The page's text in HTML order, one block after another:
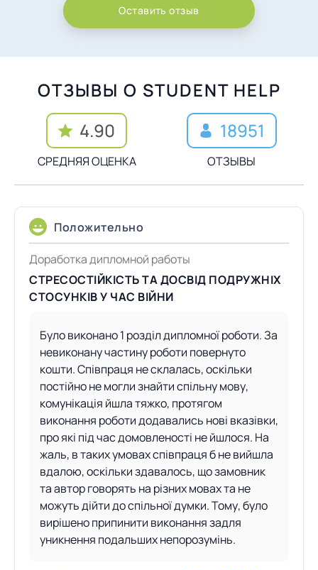
Оставить отзыв
ОТЗЫВЫ О STUDENT HELP
СРЕДНЯЯ ОЦЕНКА
4.90
ОТЗЫВЫ
18951
Положительно
Доработка дипломной работы
СТРЕСОСТІЙКІСТЬ ТА ДОСВІД ПОДРУЖНІХ
СТОСУНКІВ У ЧАС ВІЙНИ
Було виконано 1 розділ дипломної роботи. За
невиконану частину роботи повернуто
кошти. Співпраця не склалась, оскільки
постійно не могли знайти спільну мову,
комунікація йшла тяжко, протягом
виконання роботи додавались нові вказівки,
про які під час домовленості не йшлося. На
жаль, в таких умовах співпраця б не вийшла
вдалою, оскільки здавалось, що замовник
та автор говорять на різних мовах та не
можуть дійти до спільної думки. Тому, було
вирішено припинити виконання задля
уникнення подальших непорозумінь.